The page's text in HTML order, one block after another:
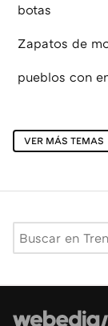
botas
Zapatos de
pueblos con
VER MÁS TEMAS